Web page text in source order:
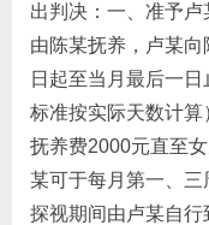
出判决：一、准予
由陈某抚养，卢某
日起至当月最后一
标准按实际天数计算
抚养费2000元直至
某可于每月第一、三
探视期间由卢某自